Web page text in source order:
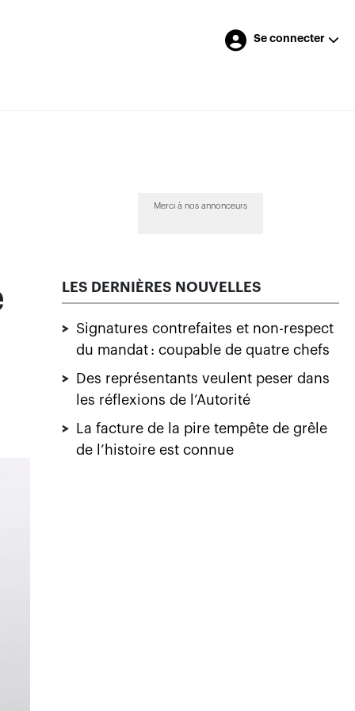
Se connecter
Merci à nos annonceurs
LES DERNIÈRES NOUVELLES
> Signatures contrefaites et non-respect
du mandat : coupable de quatre chefs
>
Des représentants veulent peser dans
les réflexions de l’Autorité
>
La facture de la pire tempête de grêle
de l’histoire est connue